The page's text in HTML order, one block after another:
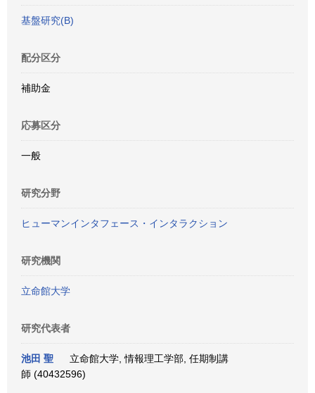
基盤研究(B)
配分区分
補助金
応募区分
一般
研究分野
ヒューマンインタフェース・インタラクション
研究機関
立命館大学
研究代表者
池田 聖
立命館大学, 情報理工学部, 任期制講
師 (40432596)